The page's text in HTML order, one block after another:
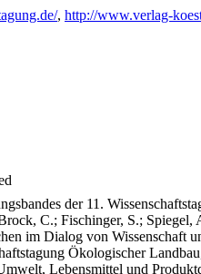
, http://www.verlag-
der 11.
C.; Fischinger, S.;
im Dialog von Wissenschaft
Ökologischer
Lebensmittel und